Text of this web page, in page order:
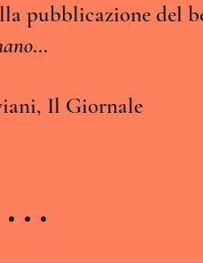
pubblicazione del
...
Il Giornale